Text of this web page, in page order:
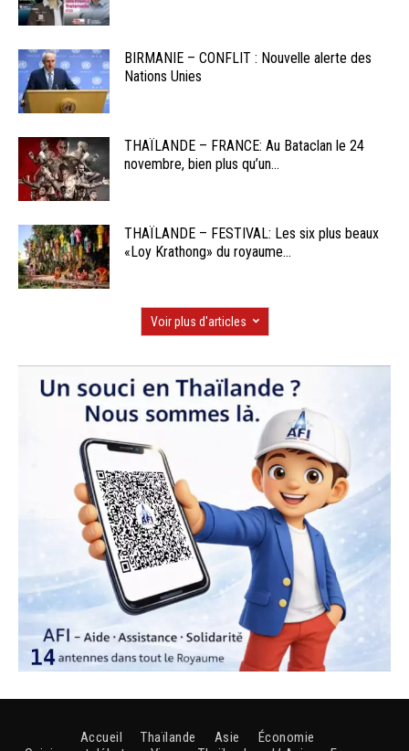
BIRMANIE – CONFLIT : Nouvelle alerte des
Nations Unies
THAÏLANDE – FRANCE: Au Bataclan le 24
novembre, bien plus qu’un...
THAÏLANDE – FESTIVAL: Les six plus beaux
«Loy Krathong» du royaume...
Voir plus d'articles
Accueil Thaïlande Asie
Économie